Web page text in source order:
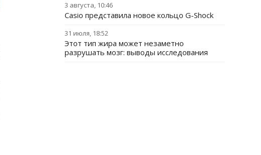
3 августа, 10:46
Casio представила новое кольцо G-Shock
31 июля, 18:52
Этот тип жира может незаметно
разрушать мозг: выводы исследования